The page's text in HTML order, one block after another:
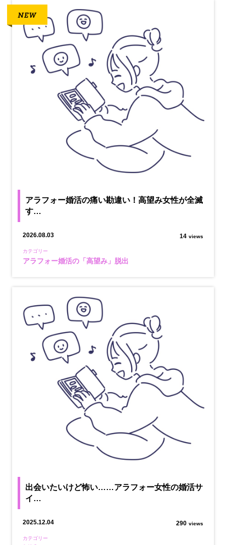
アラフォー婚活の痛い勘違い！高望み女性が全滅
す…
2026.08.03 14 views
カテゴリー
アラフォー婚活の「高望み」脱出
出会いたいけど怖い……アラフォー女性の婚活サ
イ…
2025.12.04 290 views
カテゴリー